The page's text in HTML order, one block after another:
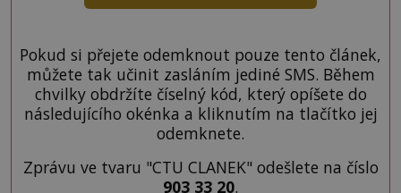
Pokud si přejete odemknout pouze tento článek,
můžete tak učinit zasláním jediné SMS. Během
chvilky obdržíte číselný kód, který opíšete do
následujícího okénka a kliknutím na tlačítko jej
odemknete.
Zprávu ve tvaru "CTU CLANEK" odešlete na číslo
903 33 20.